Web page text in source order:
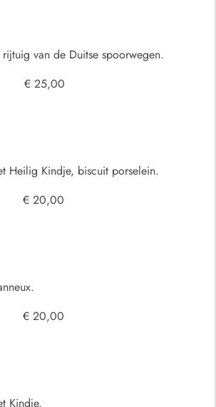
van de Duitse spoorwegen.
€ 25,00
Heilig Kindje, biscuit porselein.
€ 20,00
€ 20,00
Kindje.